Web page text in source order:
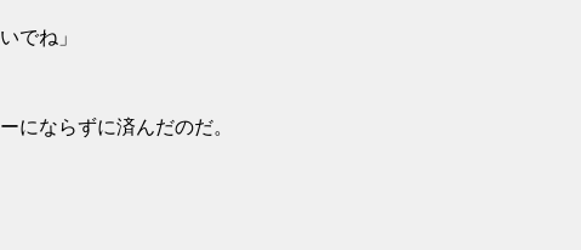
でね」
にならずに済んだのだ。